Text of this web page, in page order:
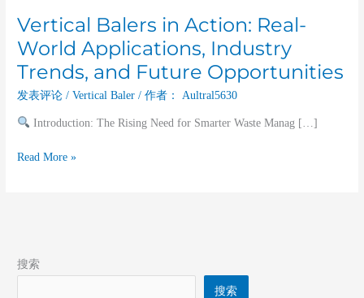
Vertical Balers in Action: Real-
World Applications, Industry
Trends, and Future Opportunities
发表评论 /Vertical Baler / 作者： Aultral5630
Introduction: The Rising Need for Smarter Waste Manag […]
Read More »
搜索
搜索